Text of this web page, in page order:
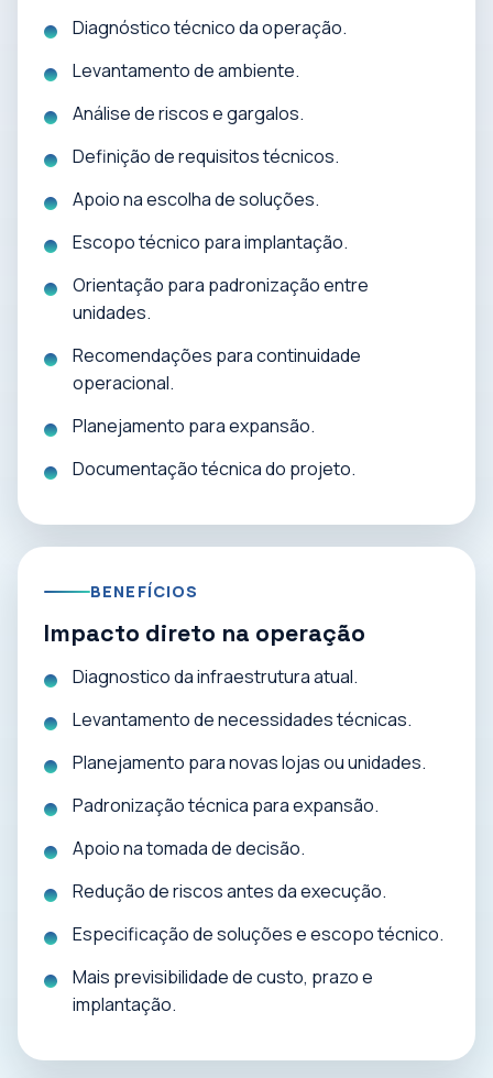
Diagnóstico técnico da operação.
Levantamento de ambiente.
Análise de riscos e gargalos.
Definição de requisitos técnicos.
Apoio na escolha de soluções.
Escopo técnico para implantação.
Orientação para padronização entre
unidades.
Recomendações para continuidade
operacional.
Planejamento para expansão.
Documentação técnica do projeto.
BENEFÍCIOS
Impacto direto na operação
Diagnostico da infraestrutura atual.
Levantamento de necessidades técnicas.
Planejamento para novas lojas ou unidades.
Padronização técnica para expansão.
Apoio na tomada de decisão.
Redução de riscos antes da execução.
Especificação de soluções e escopo técnico.
Mais previsibilidade de custo, prazo e
implantação.